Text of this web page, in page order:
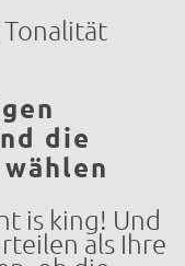
die
is king! Und
als Ihre